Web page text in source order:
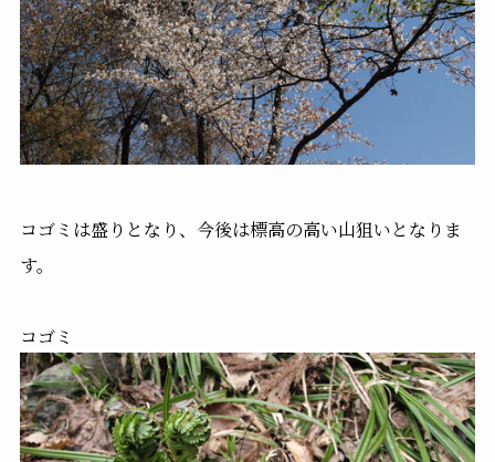
コゴミは盛りとなり、今後は標高の高い山狙いとなりま
す。
コゴミ